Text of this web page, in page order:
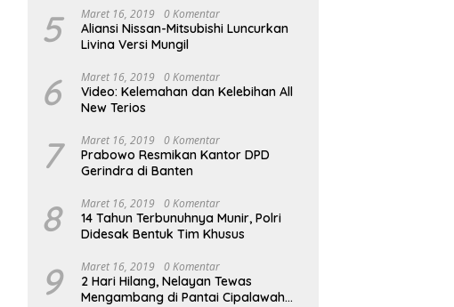
5 Maret 16, 2019 0 Komentar
Aliansi Nissan-Mitsubishi Luncurkan
Livina Versi Mungil
6 Maret 16, 2019 0 Komentar
Video: Kelemahan dan Kelebihan All
New Terios
7 Maret 16, 2019 0 Komentar
Prabowo Resmikan Kantor DPD
Gerindra di Banten
8 Maret 16, 2019 0 Komentar
14 Tahun Terbunuhnya Munir, Polri
Didesak Bentuk Tim Khusus
9 Maret 16, 2019 0 Komentar
2 Hari Hilang, Nelayan Tewas
Mengambang di Pantai Cipalawah